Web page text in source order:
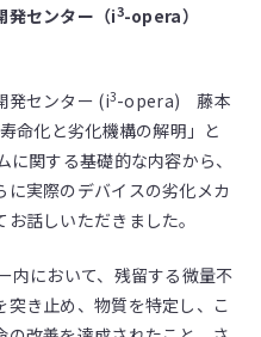
発センター（i3-opera）
発センター (i3-opera) 藤本
命化と劣化機構の解明」と
関する基礎的な内容から、
実際のデバイスの劣化メカ
話しいただきました。
内において、残留する微量不
き止め、物質を特定し、こ